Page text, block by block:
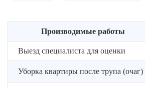
Производимые работы
Выезд специалиста для оценки
Уборка квартиры после трупа (очаг)